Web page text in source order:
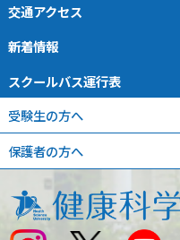
交通アクセス
新着情報
スクールバス運行表
受験生の方へ
保護者の方へ